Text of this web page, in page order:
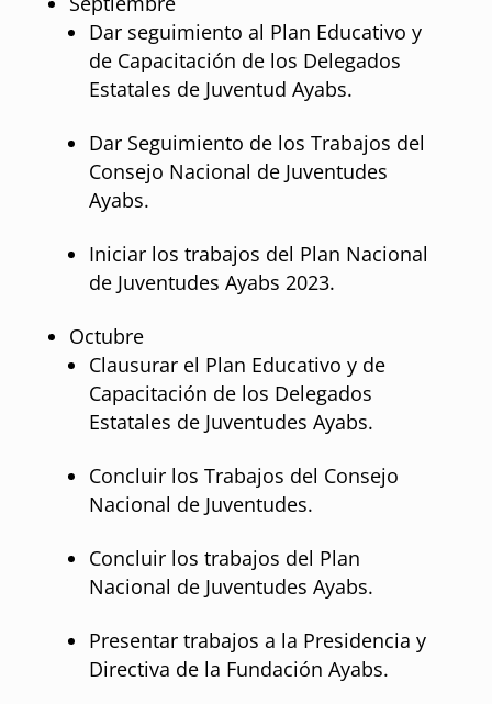
Dar seguimiento al Plan Educativo y
de Capacitación de los Delegados
Estatales de Juventud Ayabs.
Dar Seguimiento de los Trabajos del
Consejo Nacional de Juventudes
Ayabs.
Iniciar los trabajos del Plan Nacional
de Juventudes Ayabs 2023.
Octubre
Clausurar el Plan Educativo y de
Capacitación de los Delegados
Estatales de Juventudes Ayabs.
Concluir los Trabajos del Consejo
Nacional de Juventudes.
Concluir los trabajos del Plan
Nacional de Juventudes Ayabs.
Presentar trabajos a la Presidencia y
Directiva de la Fundación Ayabs.